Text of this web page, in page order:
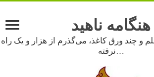
هنگامه ناهید
و چند ورق کاغذ، می‌گذرم از هزار و یک راه
نرفته…